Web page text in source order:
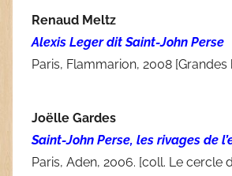
Renaud Meltz
Alexis Leger dit Saint-John Perse
Paris, Flammarion, 2008
Joëlle Gardes
Saint-John Perse, les rivages de
Paris, Aden, 2006. [coll. Le cercle